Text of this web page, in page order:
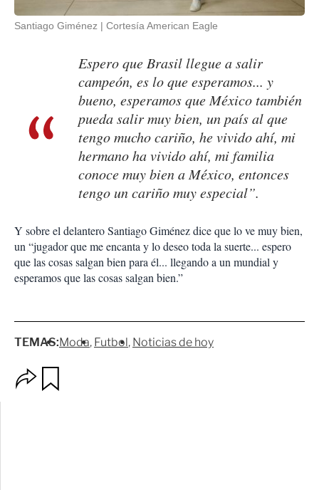
Santiago Giménez Cortesía American Eagle
Espero que Brasil llegue a salir
campeón, es lo que esperamos... y
bueno, esperamos que México también
pueda salir muy bien, un país al que
tengo mucho cariño, he vivido ahí, mi
hermano ha vivido ahí, mi familia
conoce muy bien a México, entonces
tengo un cariño muy especial”.
Y sobre el delantero Santiago Giménez dice que lo ve muy bien,
un “jugador que me encanta y lo deseo toda la suerte... espero
que las cosas salgan bien para él... llegando a un mundial y
esperamos que las cosas salgan bien.”
TEMAS:Moda Futbol Noticias de hoy